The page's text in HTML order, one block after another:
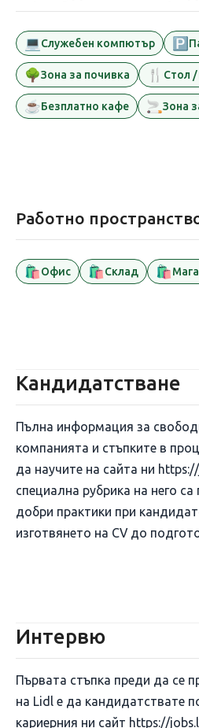
💻 Служебен компютър 🅿️
🌳Зона за почивка 🍴 Стол /
☕Безплатно кафе 🚬 Зона
Работно
🛍️Офис 🛍️Склад 🛍️
Кандидатстване
Пълна информация за
компанията и стъпките в
да научите на сайта ни
специална рубрика на него са
добри практики при
изготвянето на CV до
Интервю
Първата стъпка преди да се
на Lidl е да кандидатствате
кариерния ни сайт https://